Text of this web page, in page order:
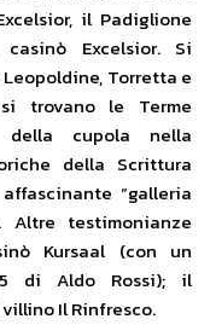
il Padiglione
Excelsior. Si
Torretta e
trovano le Terme
cupola nella
della Scrittura
“galleria
Altre testimonianze
Kursaal (con un
di Aldo Rossi); il
Il Rinfresco.